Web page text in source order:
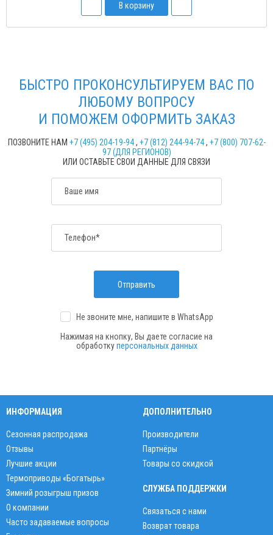
В корзину
БЫСТРО ПРОКОНСУЛЬТИРУЕМ ВАС ПО
ЛЮБОМУ ВОПРОСУ
И ПОМОЖЕМ ОФОРМИТЬ ЗАКАЗ
ПОЗВОНИТЕ НАМ +7 (495) 204-19-94, +7 (812) 244-94-74, +7 (800) 707-62-
97 (ДЛЯ РЕГИОНОВ)
ИЛИ ОСТАВЬТЕ СВОИ ДАННЫЕ ДЛЯ СВЯЗИ
Ваше имя
Телефон*
Отправить
Не звоните мне, напишите в WhatsApp
Нажимая на кнопку, Вы даете согласие на
обработкуперсональных данных
ИНФОРМАЦИЯ
Сезонная распродажа
Отзывы
Лучшие акции
Термоприводы «Богатырь»
Зимний розыгрыш призов
О компании
Часто задаваемые вопросы
ДОПОЛНИТЕЛЬНО
Производители
Партнёры
Товары со скидкой
СЛУЖБА ПОДДЕРЖКИ
Связаться с нами
Возврат товара